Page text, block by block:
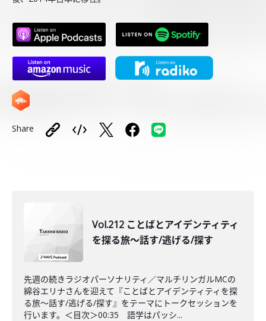
Share
Vol.212 ことばとアイデンティティ
を探る旅〜話す/逃げる/探す
先週の続きラジオパーソナリティ／マルチリンガルMCの
綿谷エリナさんを迎えて『ことばとアイデンティティを探
る旅〜話す/逃げる/探す』をテーマにトークセッションを
行います。＜目次＞00:35 語学はパッシ...